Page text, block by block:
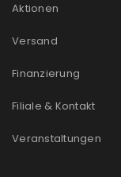
Aktionen
Versand
Finanzierung
Filiale & Kontakt
Veranstaltungen